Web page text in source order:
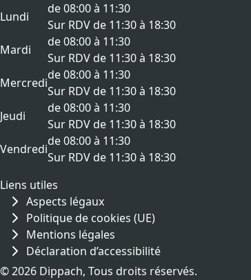
Lundi
de 08:00 à 11:30
Sur RDV de 11:30 à 18:30
Mardi
de 08:00 à 11:30
Sur RDV de 11:30 à 18:30
Mercredi
de 08:00 à 11:30
Sur RDV de 11:30 à 18:30
Jeudi
de 08:00 à 11:30
Sur RDV de 11:30 à 18:30
Vendredi
de 08:00 à 11:30
Sur RDV de 11:30 à 18:30
Liens utiles
Aspects légaux
Politique de cookies (UE)
Mentions légales
Déclaration d’accessibilité
© 2026 Dippach, Tous droits réservés.